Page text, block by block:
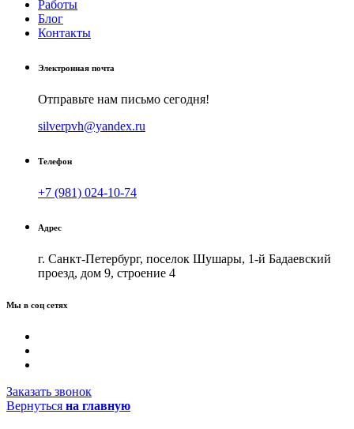
Работы
Блог
Контакты
Электронная почта
Отправьте нам письмо сегодня!
silverpvh@yandex.ru
Телефон
+7 (981) 024-10-74
Адрес
г. Санкт-Петербург, поселок Шушары, 1-й Бадаевский
проезд, дом 9, строение 4
Мы в соц сетях
Заказать звонок
Вернуться на главную